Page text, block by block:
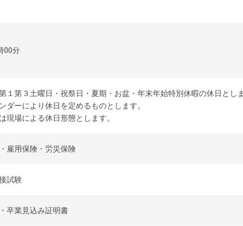
00分
１第３土曜日・祝祭日・夏期・お盆・年末年始特別休暇の休日とし
ダーにより休日を定めるものとします。
現場による休日形態とします。
雇用保険・労災保険
試験
卒業見込み証明書